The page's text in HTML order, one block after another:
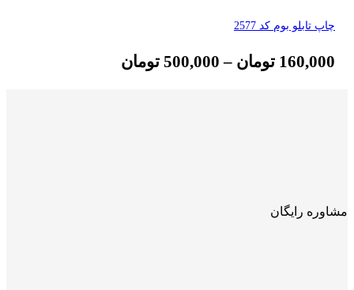
چاپ تابلو بوم کد 2577
160,000 تومان –
500,000 تومان
مشاوره رایگان